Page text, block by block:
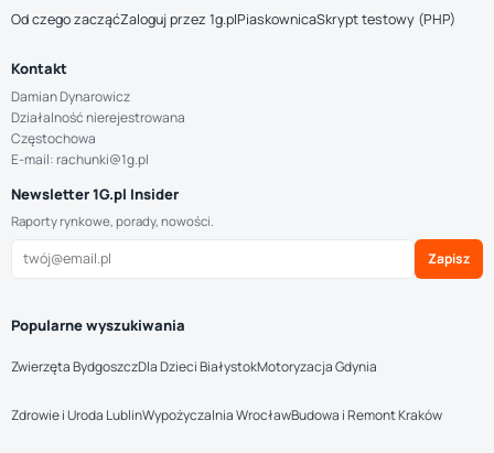
Od czego zacząćZaloguj przez 1g.plPiaskownicaSkrypt testowy (PHP)
Kontakt
Damian Dynarowicz
Działalność nierejestrowana
Częstochowa
E-mail: rachunki@1g.pl
Newsletter 1G.pl Insider
Raporty rynkowe, porady, nowości.
Zapisz
Popularne wyszukiwania
Zwierzęta BydgoszczDla Dzieci BiałystokMotoryzacja Gdynia
Zdrowie i Uroda LublinWypożyczalnia WrocławBudowa i Remont Kraków